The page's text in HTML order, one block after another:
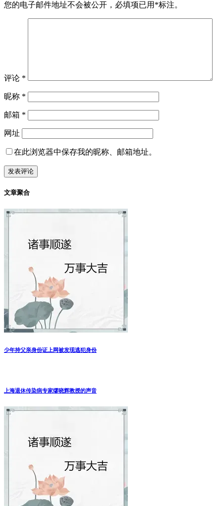
您的电子邮件地址不会被公开， 必填项已用 *标注。
评论 *
昵称 *
邮箱 *
网址
在此浏览器中保存我的昵称、邮箱地址。
文章聚合
少年持父亲身份证上网被发现逃犯身份